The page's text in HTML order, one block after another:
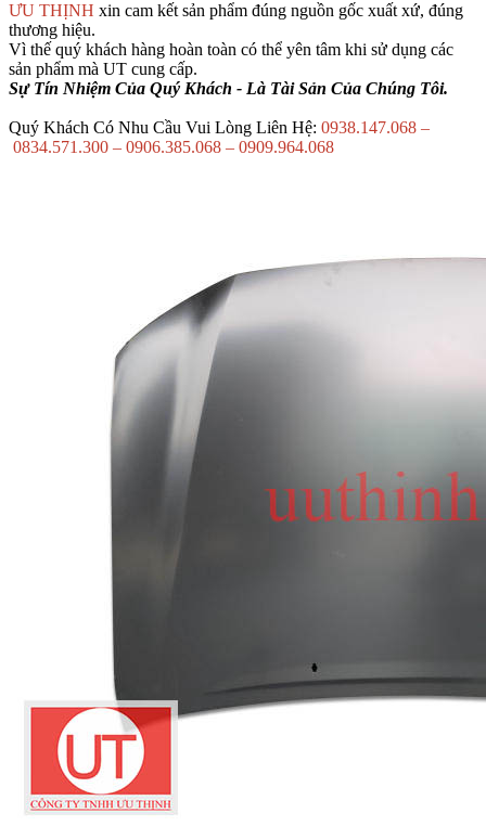
ƯU THỊNH xin cam kết sản phẩm đúng nguồn gốc xuất xứ, đúng
thương hiệu.
Vì thế quý khách hàng hoàn toàn có thể yên tâm khi sử dụng các
sản phẩm mà UT cung cấp.
Sự Tín Nhiệm Của Quý Khách - Là Tài Sản Của Chúng Tôi.
Quý Khách Có Nhu Cầu Vui Lòng Liên Hệ: 0938.147.068 –
0834.571.300 – 0906.385.068 – 0909.964.068